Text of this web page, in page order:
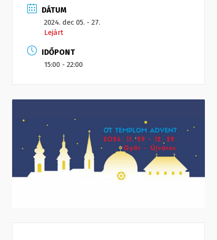
DÁTUM
2024. dec 05. - 27.
Lejárt
IDŐPONT
15:00 - 22:00